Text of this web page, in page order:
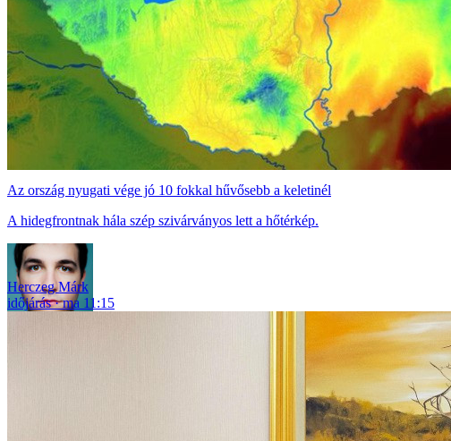
Az ország nyugati vége jó 10 fokkal hűvősebb a keletinél
A hidegfrontnak hála szép szivárványos lett a hőtérkép.
Herczeg Márk
időjárás
ma 11:15